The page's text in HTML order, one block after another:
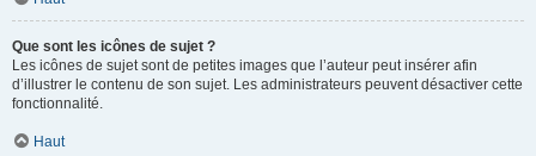
Que sont les icônes de sujet ?
Les icônes de sujet sont de petites images que l’auteur peut insérer afin
d’illustrer le contenu de son sujet. Les administrateurs peuvent désactiver cette
fonctionnalité.
Haut